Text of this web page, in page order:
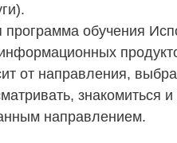
программа обучения
информационных
от направления,
направлением.